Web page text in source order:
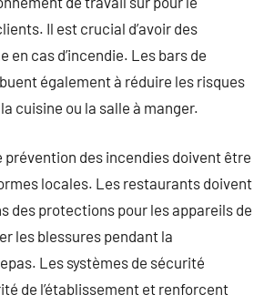
Il est crucial d’avoir des
en cas d’incendie. Les bars de
également à réduire les risques
cuisine ou la salle à manger.
prévention des incendies doivent être
locales. Les restaurants doivent
des protections pour les appareils de
les blessures pendant la
Les systèmes de sécurité
de l’établissement et renforcent